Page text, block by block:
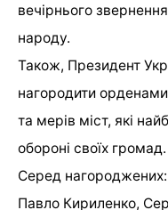
вечірнього
народу.
Також, Президент
нагородити орденами
та мерів міст, які
обороні своїх громад.
Серед нагороджених:
Павло Кириленко,